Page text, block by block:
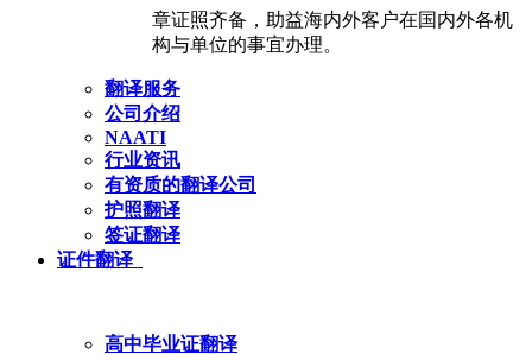
章证照齐备，助益海内外客户在国内外各机
构与单位的事宜办理。
翻译服务
公司介绍
NAATI
行业资讯
有资质的翻译公司
护照翻译
签证翻译
证件翻译
高中毕业证翻译